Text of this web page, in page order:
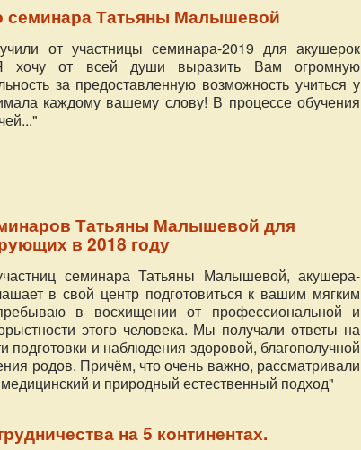
семинара Татьяны Малышевой
от участницы семинара-2019 для акушерок
хочу от всей души выразить Вам огромную
за предоставленную возможность учиться у
каждому вашему слову! В процессе обучения
Татьяны Малышевой для
в 2018 году
семинара Татьяны Малышевой, акушера-
в свой центр подготовиться к вашим мягким
в восхищении от профессиональной и
этого человека. Мы получали ответы на
подготовки и наблюдения здоровой, благополучной
родов. Причём, что очень важно, рассматривали
и природный естественный подход"
на 5 континентах.